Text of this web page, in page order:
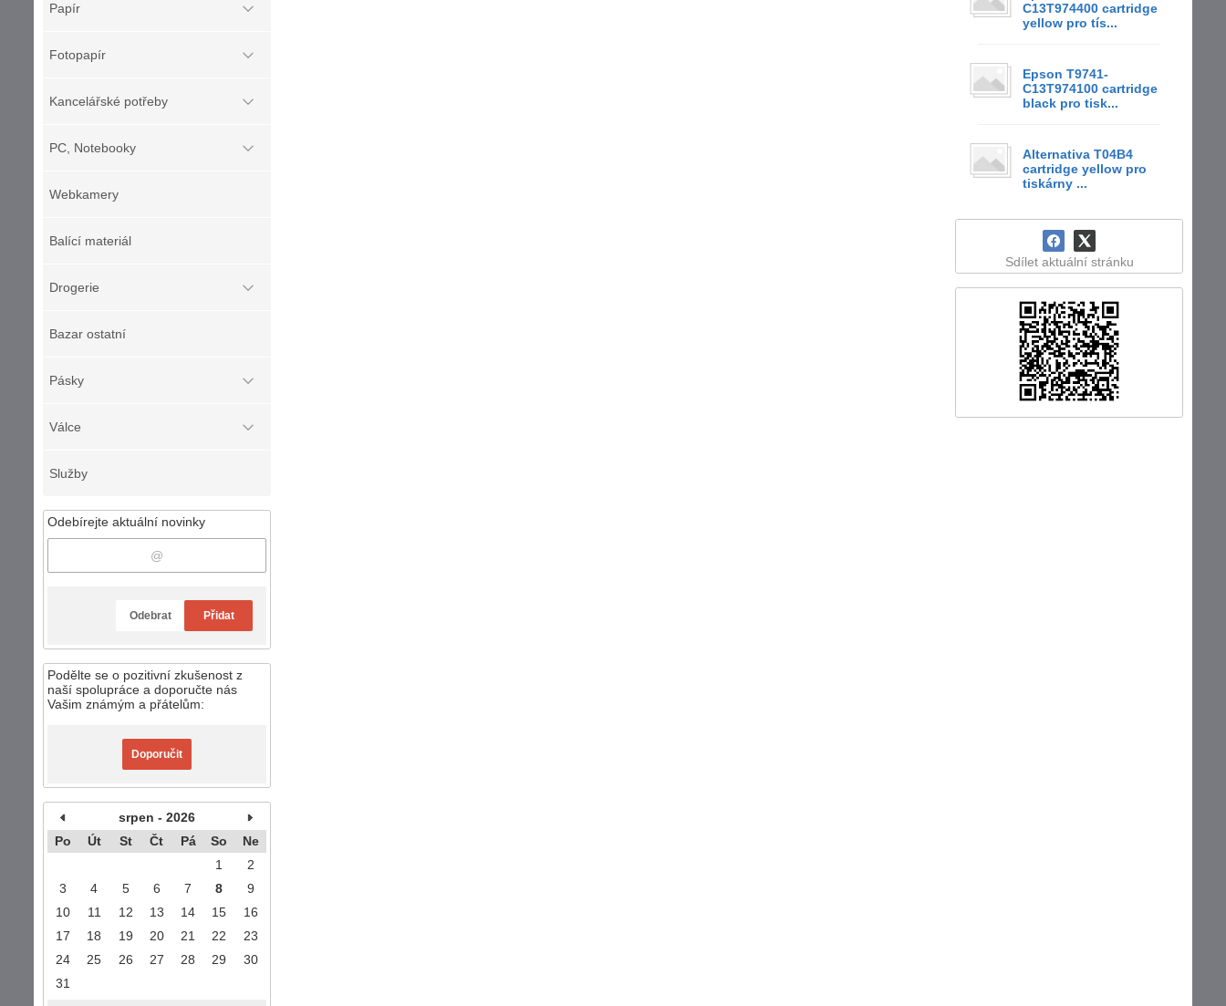
Papír
Fotopapír
Kancelářské potřeby
PC, Notebooky
Webkamery
Balící materiál
Drogerie
Bazar ostatní
Pásky
Válce
Služby
Odebírejte aktuální novinky
Odebrat Přidat
Podělte se o pozitivní zkušenost z
naší spolupráce a doporučte nás
Vašim známým a přátelům:
Doporučit
srpen - 2026
Po
Út St Čt Pá So
Ne
1
2
3
4 5 6 7 8
9
10
11 12 13 14 15
16
17
18 19 20 21 22
23
24
25 26 27 28 29
30
31
C13T974400 cartridge
yellow pro tís...
Epson T9741-
C13T974100 cartridge
black pro tisk...
Alternativa T04B4
cartridge yellow pro
tiskárny ...
Sdílet aktuální stránku